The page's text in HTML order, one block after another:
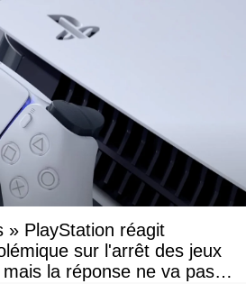
» PlayStation réagit
sur l'arrêt des jeux
la réponse ne va pas